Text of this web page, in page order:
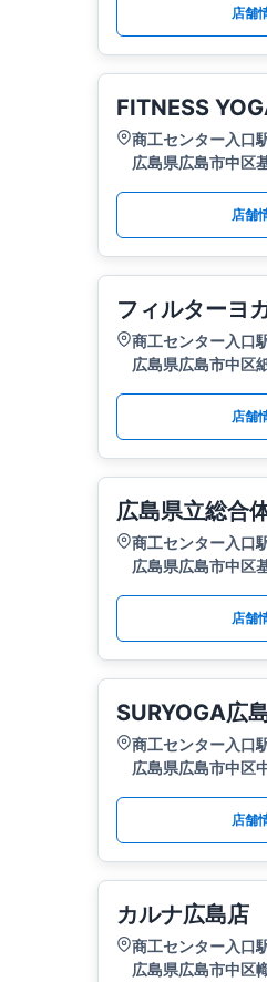
店舗
FITNESS
商工センター入口
広島県広島市中区
店舗
フィルターヨ
商工センター入口
広島県広島市中区
店舗
広島県立総合
商工センター入口
広島県広島市中区
店舗
SURYOGA広
商工センター入口
広島県広島市中区
店舗
カルナ広島店
商工センター入口
広島県広島市中区